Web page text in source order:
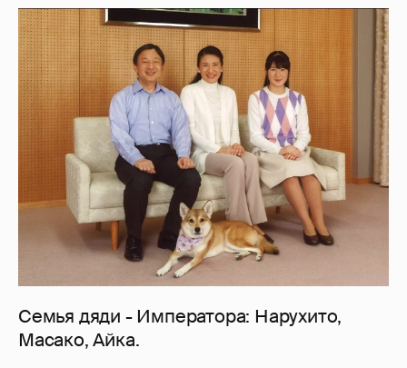
Семья дяди - Императора: Нарухито,
Масако, Айка.